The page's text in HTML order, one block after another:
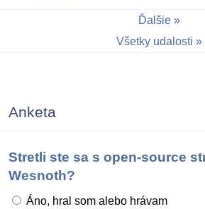
Ďalšie
Všetky udalosti
Anketa
Stretli ste sa s open-source
Wesnoth?
Áno, hral som alebo hrávam